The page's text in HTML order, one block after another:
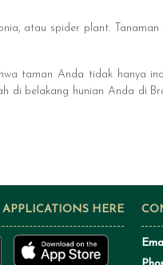
atau spider plant.
taman Anda tidak hanya
di belakang hunian Anda di
HERE